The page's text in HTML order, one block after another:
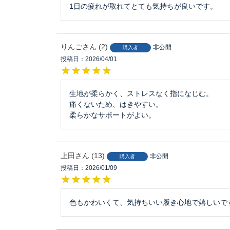
1日の疲れが取れてとても気持ちが良いです。
りんご 2 購入者
非公開
投稿日
2026/04/01
生地が柔らかく、ストレスなく指になじむ。
痛くないため、はきやすい。
柔らかなサポートがよい。
上田 13 購入者
非公開
投稿日
2026/01/09
色もかわいくて、気持ちいい履き心地で嬉しいで